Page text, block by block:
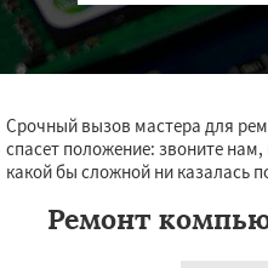
Срочный вызов мастера для
спасет положение: звоните
какой бы сложной ни казалась
Ремонт